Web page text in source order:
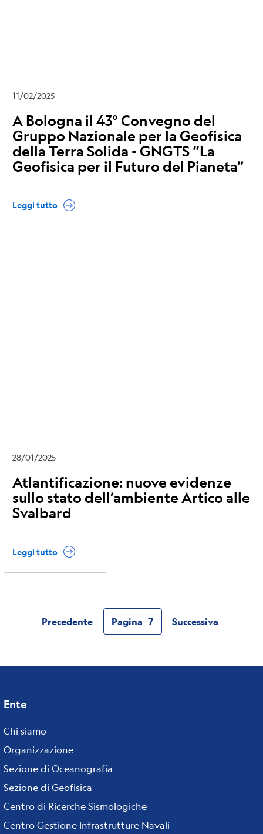
11/02/2025
A Bologna il 43° Convegno del
Gruppo Nazionale per la Geofisica
della Terra Solida - GNGTS “La
Geofisica per il Futuro del Pianeta”
Leggi tutto
28/01/2025
Atlantificazione: nuove evidenze
sullo stato dell’ambiente Artico alle
Svalbard
Leggi tutto
Pagina
Precedente
Pagina
attuale
Pagina 7 Pagina
Successiva
Footer
menu
Ente
Chi siamo
Organizzazione
Sezione di Oceanografia
Sezione di Geofisica
Centro di Ricerche Sismologiche
Centro Gestione Infrastrutture Navali